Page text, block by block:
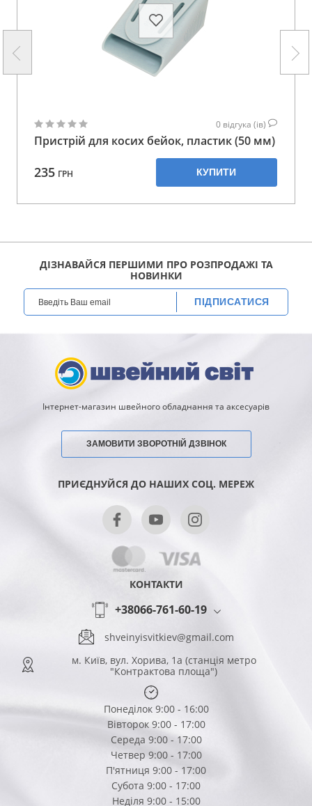
0 відгука (ів)
Пристрій для косих бейок, пластик (50 мм)
235 ГРН КУПИТИ
ДІЗНАВАЙСЯ ПЕРШИМИ ПРО РОЗПРОДАЖІ ТА
НОВИНКИ
ПІДПИСАТИСЯ
Інтернет-магазин швейного обладнання та аксесуарів
ЗАМОВИТИ ЗВОРОТНІЙ ДЗВІНОК
ПРИЄДНУЙСЯ ДО НАШИХ СОЦ. МЕРЕЖ
КОНТАКТИ
+38066-761-60-19
shveinyisvitkiev@gmail.com
м. Київ, вул. Хорива, 1а (станція метро
"Контрактова площа")
Понеділок 9:00 - 16:00
Вівторок 9:00 - 17:00
Середа 9:00 - 17:00
Четвер 9:00 - 17:00
П'ятниця 9:00 - 17:00
Субота 9:00 - 17:00
Неділя 9:00 - 15:00